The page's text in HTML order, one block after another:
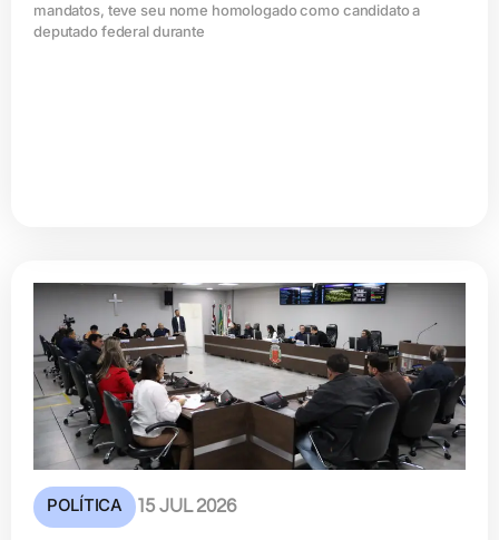
mandatos, teve seu nome homologado como candidato a
deputado federal durante
POLÍTICA 15 JUL 2026